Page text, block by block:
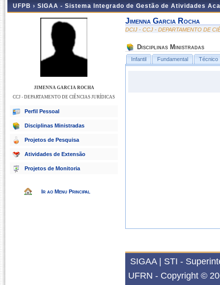
UFPB › SIGAA - Sistema Integrado de Gestão de Atividades
JIMENNA GARCIA ROCHA
CCJ - DEPARTAMENTO DE CIÊNCIAS JURÍDICAS
Perfil Pessoal
Disciplinas Ministradas
Projetos de Pesquisa
Atividades de Extensão
Projetos de Monitoria
Ir ao Menu Principal
Jimenna Garcia Rocha
DCIJ - CCJ - DEPARTAMENTO DE
Disciplinas Ministradas
Infantil Fundamental Técnico
SIGAA | STI -
UFRN - Copyright ©